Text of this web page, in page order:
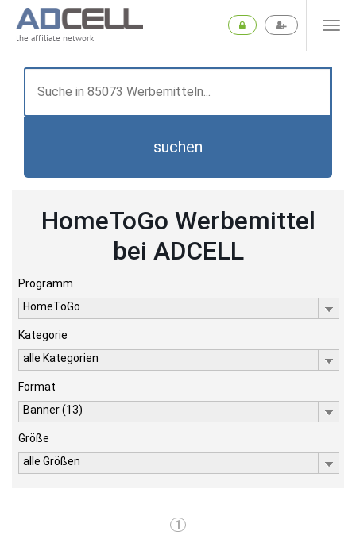
the affiliate network
suchen
HomeToGo Werbemittel
bei ADCELL
Programm
HomeToGo
Kategorie
alle Kategorien
Format
Banner (13)
Größe
alle Größen
1